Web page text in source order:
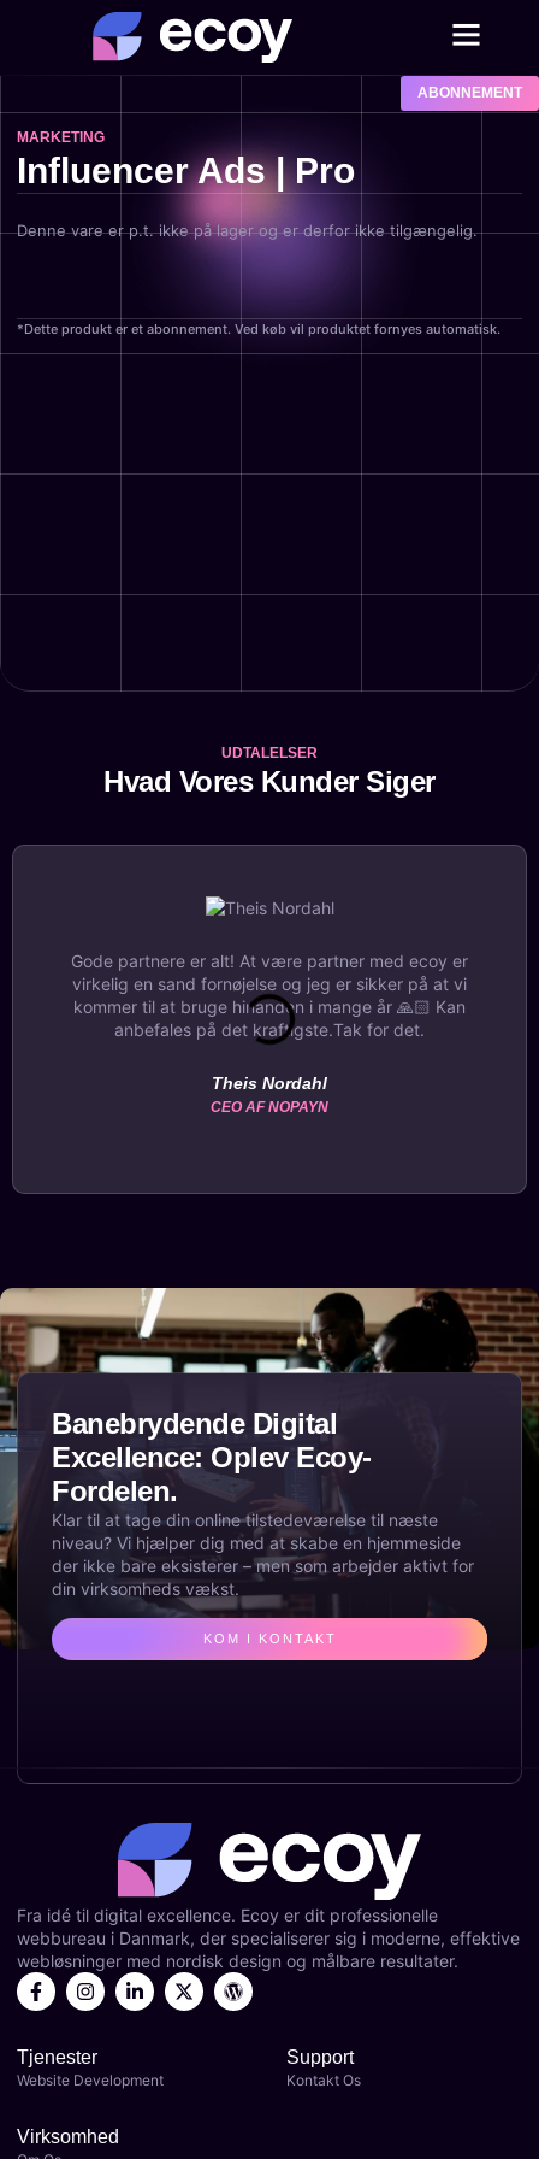
ABONNEMENT
MARKETING
Influencer Ads | Pro
Denne vare er p.t. ikke på lager og er derfor ikke tilgængelig.
*Dette produkt er et abonnement. Ved køb vil produktet fornyes automatisk.
UDTALELSER
Hvad Vores Kunder Siger
Gode partnere er alt! At være partner med ecoy er
virkelig en sand fornøjelse og jeg er sikker på at vi
kommer til at bruge hinanden i mange år 🙏🏻 Kan
anbefales på det kraftigste.Tak for det.
Theis Nordahl
CEO AF NOPAYN
Banebrydende Digital
Excellence: Oplev Ecoy-
Fordelen.
Klar til at tage din online tilstedeværelse til næste
niveau? Vi hjælper dig med at skabe en hjemmeside
der ikke bare eksisterer – men som arbejder aktivt for
din virksomheds vækst.
KOM I KONTAKT
Fra idé til digital excellence. Ecoy er dit professionelle
webbureau i Danmark, der specialiserer sig i moderne, effektive
webløsninger med nordisk design og målbare resultater.
Tjenester
Website Development
Support
Kontakt Os
Virksomhed